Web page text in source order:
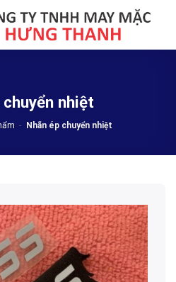
chuyển nhiệt
- Nhãn ép chuyển nhiệt